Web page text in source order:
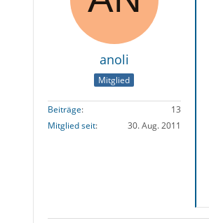
anoli
Mitglied
Beiträge
13
Mitglied seit
30. Aug. 2011